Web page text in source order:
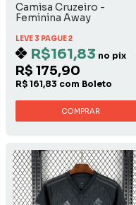
Camisa Cruzeiro -
Feminina Away
LEVE 3 PAGUE 2
R$161,83 no pix
R$ 175,90
R$ 161,83 com Boleto
COMPRAR